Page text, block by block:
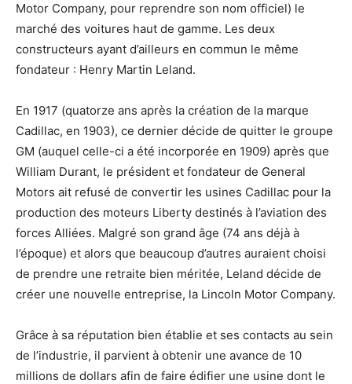
Motor Company, pour reprendre son nom officiel) le
marché des voitures haut de gamme. Les deux
constructeurs ayant d’ailleurs en commun le même
fondateur : Henry Martin Leland.
En 1917 (quatorze ans après la création de la marque
Cadillac, en 1903), ce dernier décide de quitter le groupe
GM (auquel celle-ci a été incorporée en 1909) après que
William Durant, le président et fondateur de General
Motors ait refusé de convertir les usines Cadillac pour la
production des moteurs Liberty destinés à l’aviation des
forces Alliées. Malgré son grand âge (74 ans déjà à
l’époque) et alors que beaucoup d’autres auraient choisi
de prendre une retraite bien méritée, Leland décide de
créer une nouvelle entreprise, la Lincoln Motor Company.
Grâce à sa réputation bien établie et ses contacts au sein
de l’industrie, il parvient à obtenir une avance de 10
millions de dollars afin de faire édifier une usine dont le